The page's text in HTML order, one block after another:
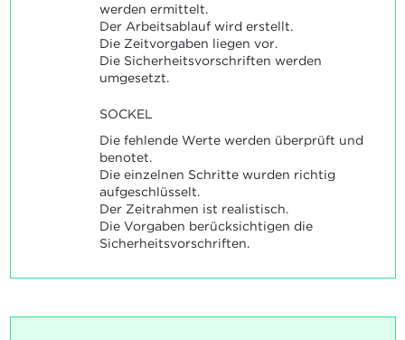
werden ermittelt.
Der Arbeitsablauf wird erstellt.
Die Zeitvorgaben liegen vor.
Die Sicherheitsvorschriften werden
umgesetzt.
SOCKEL
Die fehlende Werte werden überprüft und
benotet.
Die einzelnen Schritte wurden richtig
aufgeschlüsselt.
Der Zeitrahmen ist realistisch.
Die Vorgaben berücksichtigen die
Sicherheitsvorschriften.